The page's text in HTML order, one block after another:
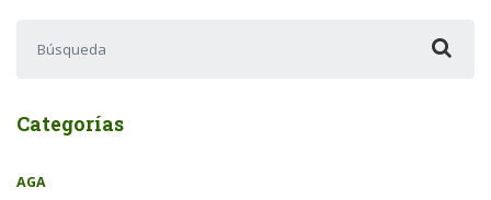
Categorías
AGA